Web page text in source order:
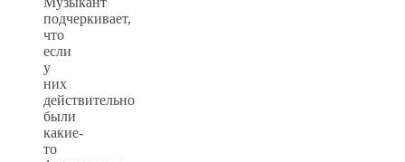
подчеркивает,
что
если
у
них
действительно
были
какие-
то